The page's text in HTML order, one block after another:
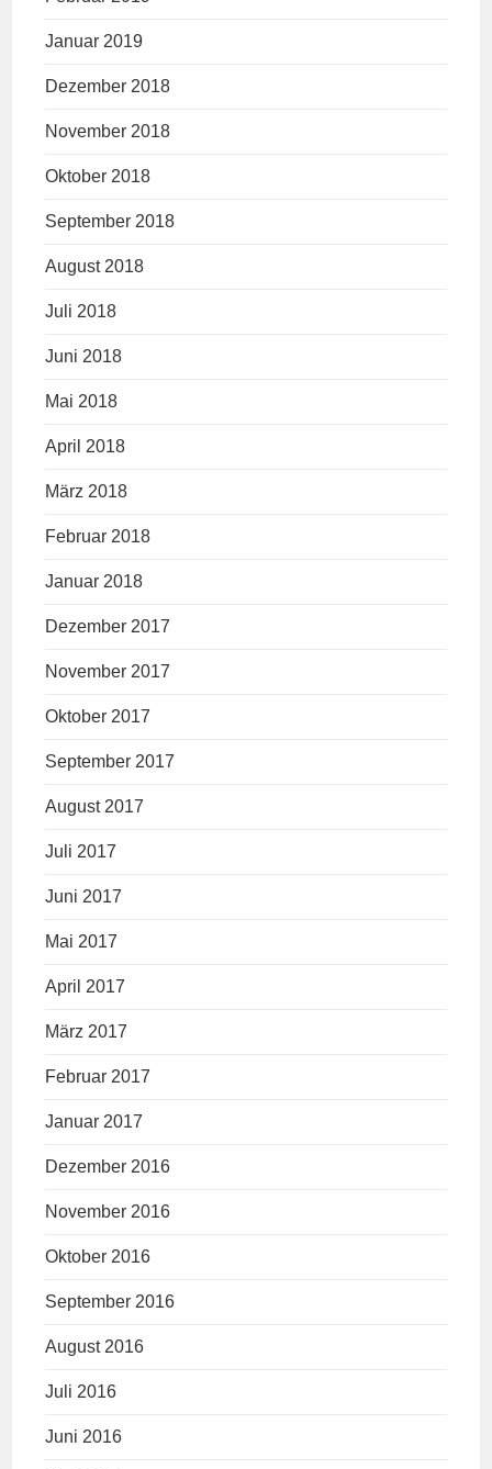
Januar 2019
Dezember 2018
November 2018
Oktober 2018
September 2018
August 2018
Juli 2018
Juni 2018
Mai 2018
April 2018
März 2018
Februar 2018
Januar 2018
Dezember 2017
November 2017
Oktober 2017
September 2017
August 2017
Juli 2017
Juni 2017
Mai 2017
April 2017
März 2017
Februar 2017
Januar 2017
Dezember 2016
November 2016
Oktober 2016
September 2016
August 2016
Juli 2016
Juni 2016